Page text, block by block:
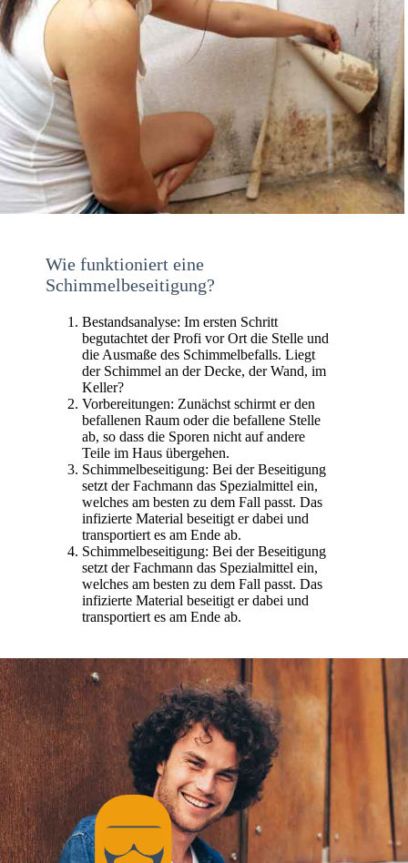
Wie funktioniert eine
Schimmelbeseitigung?
Bestandsanalyse: Im ersten Schritt
begutachtet der Profi vor Ort die Stelle und
die Ausmaße des Schimmelbefalls. Liegt
der Schimmel an der Decke, der Wand, im
Keller?
Vorbereitungen: Zunächst schirmt er den
befallenen Raum oder die befallene Stelle
ab, so dass die Sporen nicht auf andere
Teile im Haus übergehen.
Schimmelbeseitigung: Bei der Beseitigung
setzt der Fachmann das Spezialmittel ein,
welches am besten zu dem Fall passt. Das
infizierte Material beseitigt er dabei und
transportiert es am Ende ab.
Schimmelbeseitigung: Bei der Beseitigung
setzt der Fachmann das Spezialmittel ein,
welches am besten zu dem Fall passt. Das
infizierte Material beseitigt er dabei und
transportiert es am Ende ab.